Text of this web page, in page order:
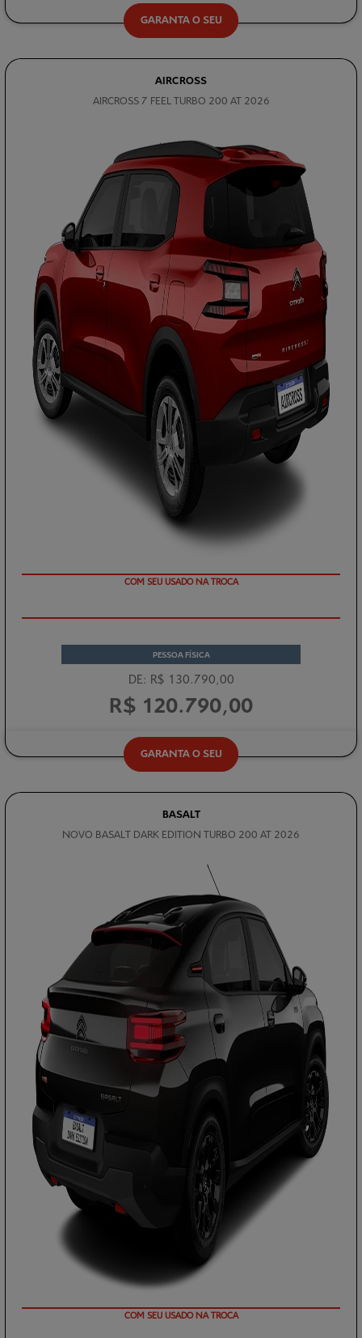
GARANTA O SEU
AIRCROSS
AIRCROSS 7 FEEL TURBO 200 AT 2026
TAXA ZERO
PESSOA FÍSICA
DE: R$ 130.790,00
R$ 120.790,00
GARANTA O SEU
BASALT
NOVO BASALT DARK EDITION TURBO 200 AT 2026
TAXA ZERO